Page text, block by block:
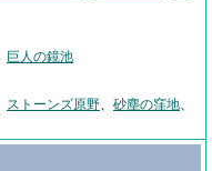
巨人の鏡池
ストーンズ原野、 砂塵の窪地、